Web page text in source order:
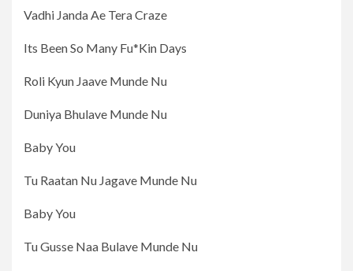
Vadhi Janda Ae Tera Craze
Its Been So Many Fu*Kin Days
Roli Kyun Jaave Munde Nu
Duniya Bhulave Munde Nu
Baby You
Tu Raatan Nu Jagave Munde Nu
Baby You
Tu Gusse Naa Bulave Munde Nu